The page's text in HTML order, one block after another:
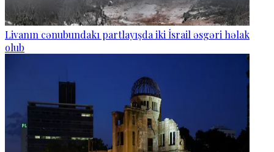
Livanın cənubundakı partlayışda iki İsrail əsgəri həlak
olub